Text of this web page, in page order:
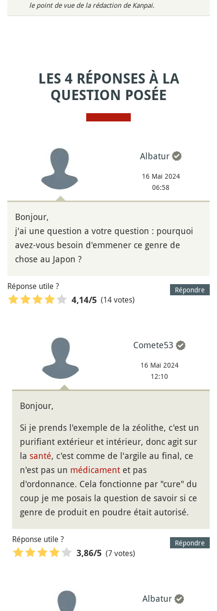
le point de vue de la rédaction de Kanpai.
LES 4 RÉPONSES À LA
QUESTION POSÉE
Albatur
16 Mai 2024
06:58
Bonjour,
j'ai une question a votre question : pourquoi
avez-vous besoin d'emmener ce genre de
chose au Japon ?
Répondre
Réponse utile ?
4,14/5 (14 votes)
Comete53
16 Mai 2024
12:10
Bonjour,
Si je prends l'exemple de la zéolithe, c'est un
purifiant extérieur et intérieur, donc agit sur
la santé, c'est comme de l'argile au final, ce
n'est pas un médicament et pas
d'ordonnance. Cela fonctionne par "cure" du
coup je me posais la question de savoir si ce
genre de produit en poudre était autorisé.
Répondre
Réponse utile ?
3,86/5 (7 votes)
Albatur